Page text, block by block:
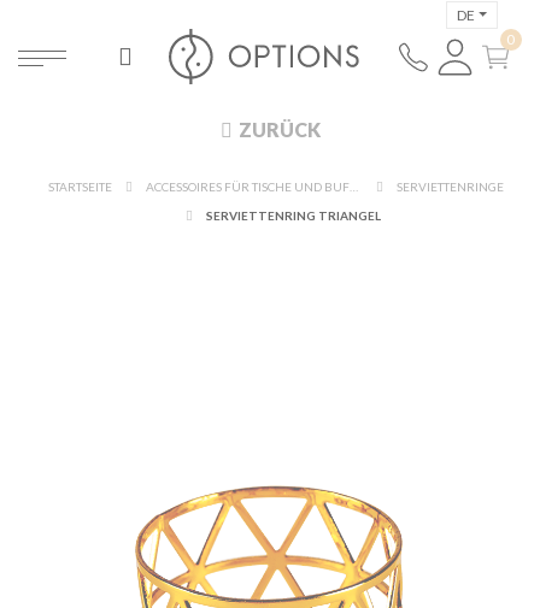
DE
ZURÜCK
STARTSEITE
SERVIETTENRINGE
SERVIETTENRING TRIANGEL